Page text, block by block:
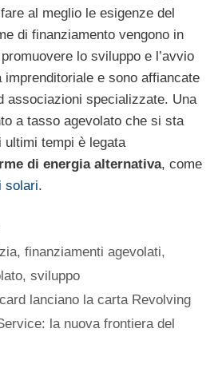
al meglio le esigenze del
di finanziamento vengono in
lo sviluppo e l’avvio
e sono affiancate
associazioni specializzate. Una
a tasso agevolato che si sta
ultimi tempi è legata
di energia alternativa, come
solari.
,finanziamenti agevolati,
, sviluppo
lanciano la carta Revolving
la nuova frontiera del